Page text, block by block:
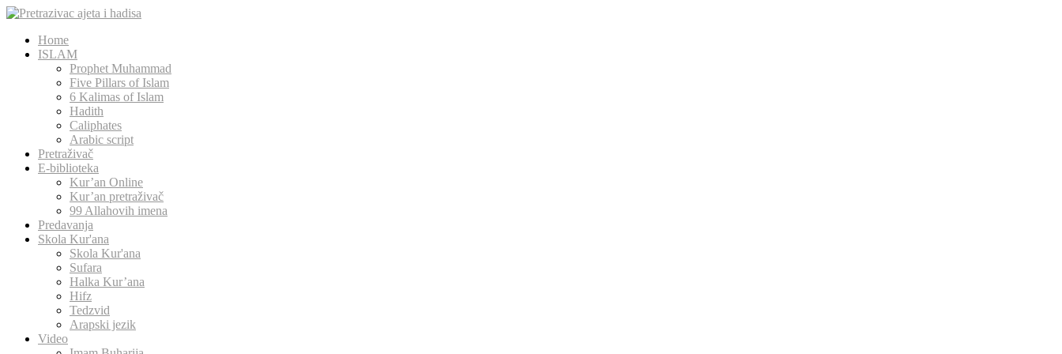
Home
ISLAM
Prophet Muhammad
Five Pillars of Islam
6 Kalimas of Islam
Hadith
Caliphates
Arabic script
Pretraživač
E-biblioteka
Kur’an Online
Kur’an pretraživač
99 Allahovih imena
Predavanja
Skola Kur'ana
Skola Kur'ana
Sufara
Halka Kur’ana
Hifz
Tedzvid
Arapski jezik
Video